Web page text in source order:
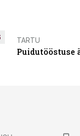
TARTU
Puidutööstuse